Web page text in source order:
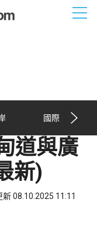
國際
道與廣
新)
新 08.10.2025 11:11